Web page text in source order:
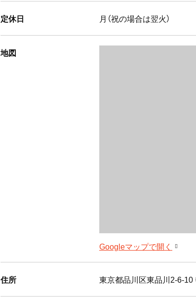
定休日 月（祝の場合は翌火）
地図
Googleマップで開く
住所 東京都品川区東品川2-6-10